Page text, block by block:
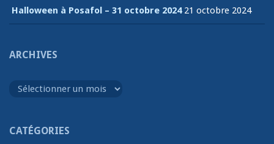
Halloween à Posafol – 31 octobre 2024 21 octobre 2024
ARCHIVES
CATÉGORIES